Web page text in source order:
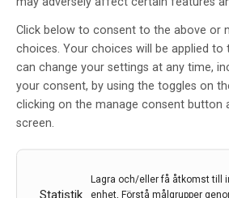
Click below to consent to the above or
choices. Your choices will be applied to
can change your settings at any time,
your consent, by using the toggles on
clicking on the manage consent
screen.
Lagra och/eller få åtkomst till
enhet, Förstå målgrupper
att fältet borde fokusera mer på
epileptiska anfall, en grupp som
och där hjärnförändringar kanske
Hittills har studier om att hindra
på personer med akut traumatisk
Marson berättade också om